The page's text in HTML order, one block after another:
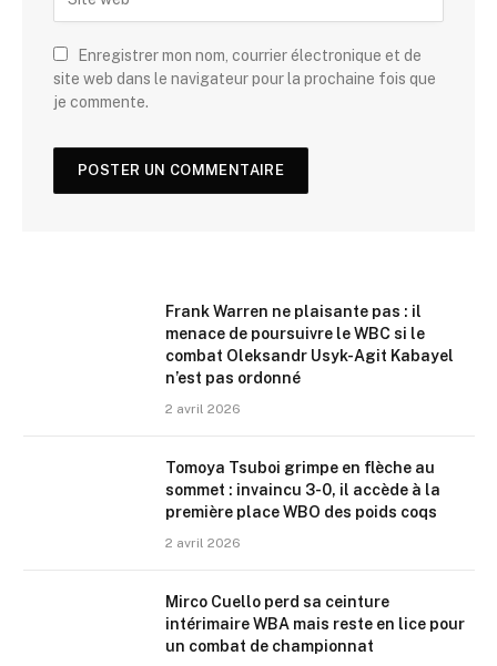
Enregistrer mon nom, courrier électronique et de
site web dans le navigateur pour la prochaine fois que
je commente.
Frank Warren ne plaisante pas : il
menace de poursuivre le WBC si le
combat Oleksandr Usyk-Agit Kabayel
n’est pas ordonné
2 avril 2026
Tomoya Tsuboi grimpe en flèche au
sommet : invaincu 3-0, il accède à la
première place WBO des poids coqs
2 avril 2026
Mirco Cuello perd sa ceinture
intérimaire WBA mais reste en lice pour
un combat de championnat